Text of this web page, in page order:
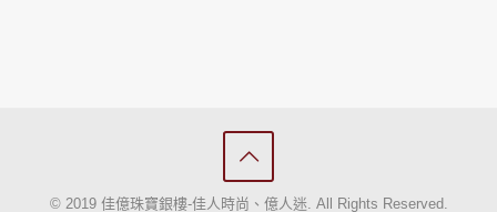
© 2019 佳億珠寶銀樓-佳人時尚、億人迷. All Rights Reserved.